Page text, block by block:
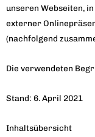
unseren Webseiten,
externer
(nachfolgend
Die verwendeten
Stand: 6. April 2021
Inhaltsübersicht